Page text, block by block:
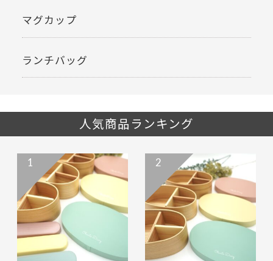
マグカップ
ランチバッグ
人気商品ランキング
1 2